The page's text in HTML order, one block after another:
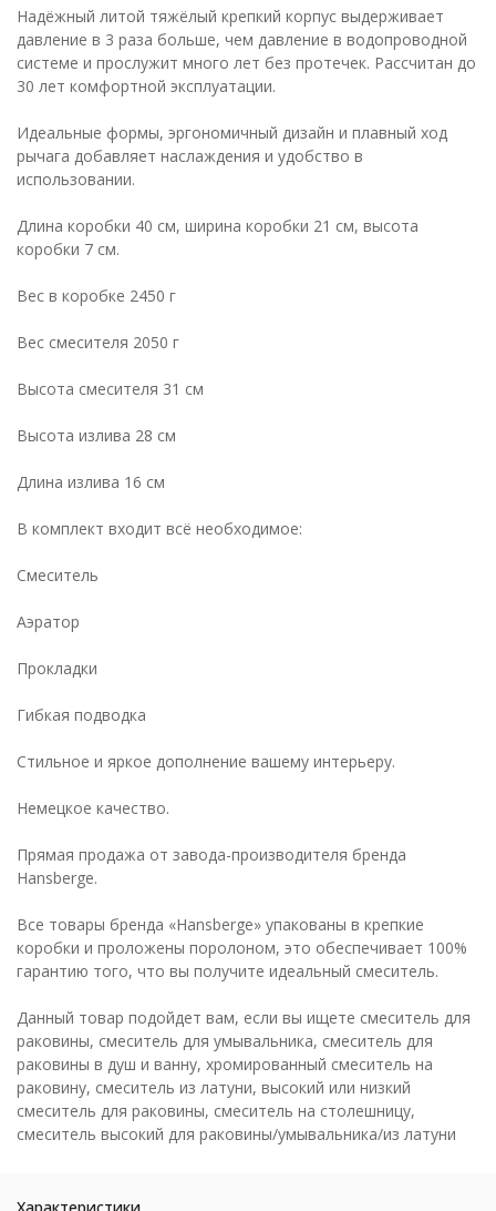
Надёжный литой тяжёлый крепкий корпус выдерживает
давление в 3 раза больше, чем давление в водопроводной
системе и прослужит много лет без протечек. Рассчитан до
30 лет комфортной эксплуатации.
Идеальные формы, эргономичный дизайн и плавный ход
рычага добавляет наслаждения и удобство в
использовании.
Длина коробки 40 см, ширина коробки 21 см, высота
коробки 7 см.
Вес в коробке 2450 г
Вес смесителя 2050 г
Высота смесителя 31 см
Высота излива 28 см
Длина излива 16 см
В комплект входит всё необходимое:
Cмеситель
Аэратор
Прокладки
Гибкая подводка
Стильное и яркое дополнение вашему интерьеру.
Немецкое качество.
Прямая продажа от завода-производителя бренда
Hansberge.
Все товары бренда «Hansberge» упакованы в крепкие
коробки и проложены поролоном, это обеспечивает 100%
гарантию того, что вы получите идеальный смеситель.
Данный товар подойдет вам, если вы ищете смеситель для
раковины, смеситель для умывальника, смеситель для
раковины в душ и ванну, хромированный смеситель на
раковину, смеситель из латуни, высокий или низкий
смеситель для раковины, смеситель на столешницу,
смеситель высокий для раковины/умывальника/из латуни
Характеристики